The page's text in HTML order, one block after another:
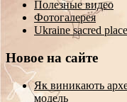
Полезные видео
Фотогалерея
Ukraine sacred
Новое на сайте
Як виникають
модель